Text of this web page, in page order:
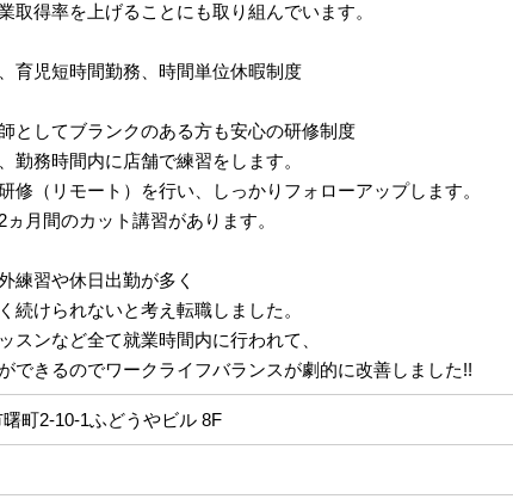
取得率を上げることにも取り組んでいます。
育児短時間勤務、時間単位休暇制度
としてブランクのある方も安心の研修制度
勤務時間内に店舗で練習をします。
（リモート）を行い、しっかりフォローアップします。
月間のカット講習があります。
練習や休日出勤が多く
続けられないと考え転職しました。
スンなど全て就業時間内に行われて、
できるのでワークライフバランスが劇的に改善しました!!
町2-10-1ふどうやビル 8F